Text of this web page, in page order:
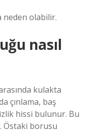
neden olabilir.
nasıl
kulakta
çınlama, baş
hissi bulunur. Bu
Östaki borusu